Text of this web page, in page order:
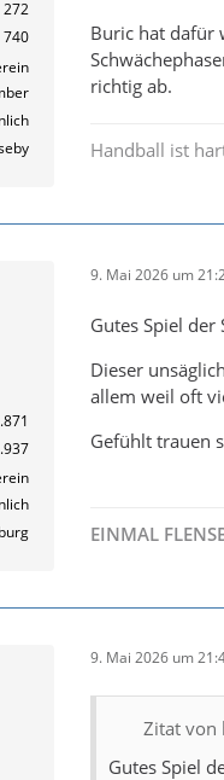
272
740
Buric hat dafür
richtig ab.
Handball ist
9. Mai 2026 um
Gutes Spiel
Dieser
allem weil oft
Gefühlt trauen
EINMAL
9. Mai 2026 um
Zitat von
Gutes Spiel